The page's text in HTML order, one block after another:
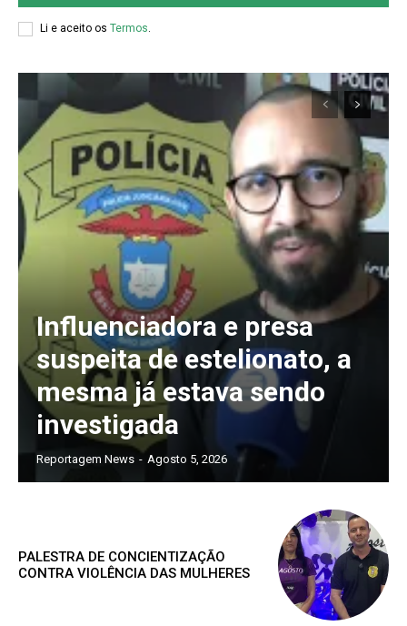
Li e aceito os Termos.
Influenciadora e presa
suspeita de estelionato, a
mesma já estava sendo
investigada
Reportagem News - Agosto 5, 2026
PALESTRA DE CONCIENTIZAÇÃO
CONTRA VIOLÊNCIA DAS MULHERES